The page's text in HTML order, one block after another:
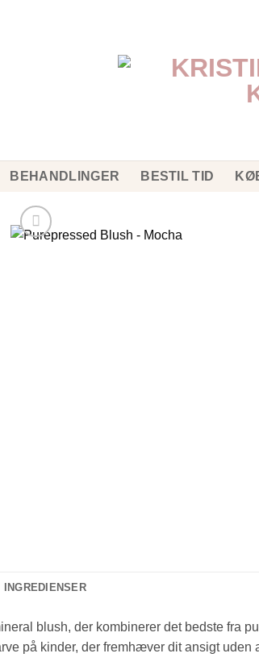
BEHANDLINGER BESTIL TID
INGREDIENSER
blush, der kombinerer det bedste fra
på kinder, der fremhæver dit ansigt uden